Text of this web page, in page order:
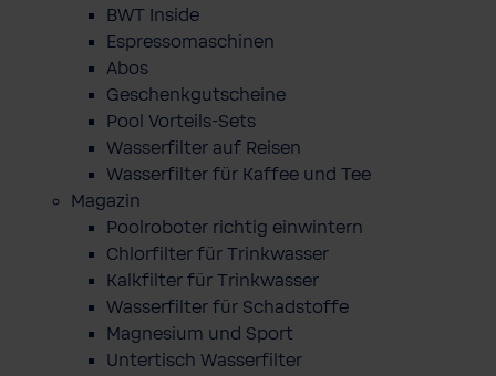
BWT Inside
Espressomaschinen
Abos
Geschenkgutscheine
Pool Vorteils-Sets
Wasserfilter auf Reisen
Wasserfilter für Kaffee und Tee
Magazin
Poolroboter richtig einwintern
Chlorfilter für Trinkwasser
Kalkfilter für Trinkwasser
Wasserfilter für Schadstoffe
Magnesium und Sport
Untertisch Wasserfilter